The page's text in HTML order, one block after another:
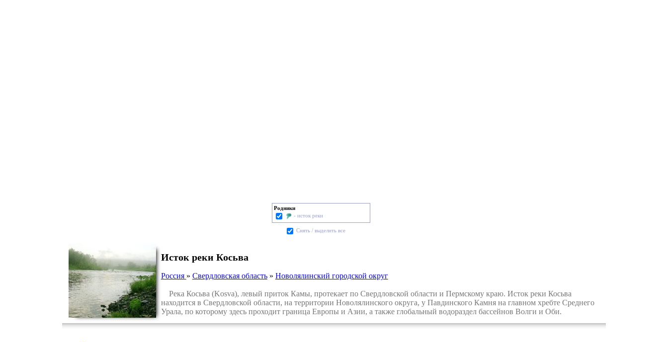
Родники
- исток реки
Cнять / выделить все
Исток реки Косьва
Россия » Свердловская область» Новолялинский городской округ
Река Косьва (Kosva), левый приток Камы, протекает по Свердловской области и Пермскому краю. Исток реки Косьва
находится в Свердловской области, на территории Новолялинского округа, у Павдинского Камня на главном хребте Среднего
Урала, по которому здесь проходит граница Европы и Азии, а также глобальный водораздел бассейнов Волги и Оби.